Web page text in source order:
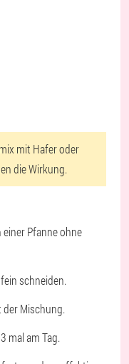
mit Hafer oder
die Wirkung.
einer Pfanne ohne
schneiden.
Mischung.
mal am Tag.